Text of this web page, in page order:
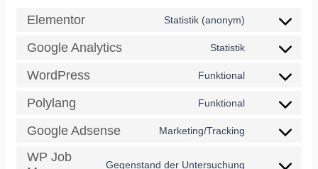
Elementor Statistik (anonym)
Google Analytics Statistik
WordPress Funktional
Polylang Funktional
Google Adsense Marketing/Tracking
WP Job
Gegenstand der Untersuchung